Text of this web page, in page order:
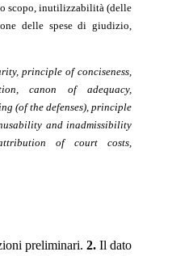
scopo, inutilizzabilità (delle
delle spese di giudizio,
principle of conciseness,
canon of adequacy,
(of the defenses), principle
and inadmissibility
of court costs,
preliminari. 2. Il dato